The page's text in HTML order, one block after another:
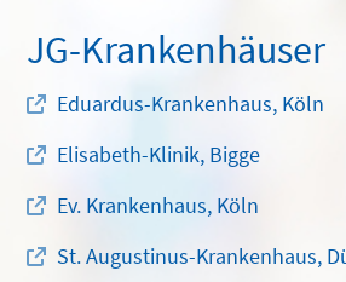
JG-Krankenhäuser
Eduardus-Krankenhaus, Köln
Elisabeth-Klinik, Bigge
Ev. Krankenhaus, Köln
St. Augustinus-Krankenhaus,